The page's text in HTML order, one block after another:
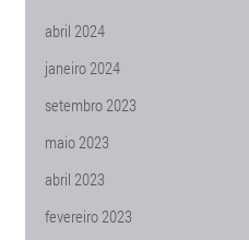
abril 2024
janeiro 2024
setembro 2023
maio 2023
abril 2023
fevereiro 2023